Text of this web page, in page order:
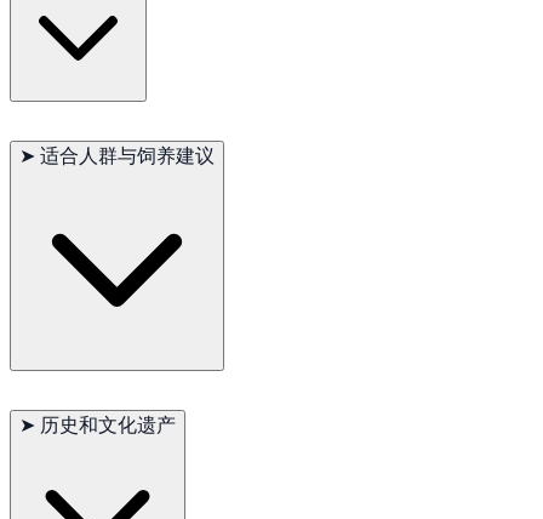
寿命：11–14 年
➤ 适合人群与饲养建议
者。不适合忽视护理或频繁更换环境的家庭。
➤ 历史和文化遗产